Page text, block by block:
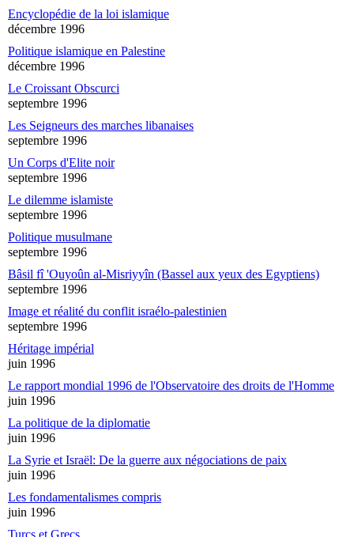
Encyclopédie de la loi islamique
décembre 1996
Politique islamique en Palestine
décembre 1996
Le Croissant Obscurci
septembre 1996
Les Seigneurs des marches libanaises
septembre 1996
Un Corps d'Elite noir
septembre 1996
Le dilemme islamiste
septembre 1996
Politique musulmane
septembre 1996
Bâsil fî 'Ouyoûn al-Misriyyîn (Bassel aux yeux des Egyptiens)
septembre 1996
Image et réalité du conflit israélo-palestinien
septembre 1996
Héritage impérial
juin 1996
Le rapport mondial 1996 de l'Observatoire des droits de l'Homme
juin 1996
La politique de la diplomatie
juin 1996
La Syrie et Israël: De la guerre aux négociations de paix
juin 1996
Les fondamentalismes compris
juin 1996